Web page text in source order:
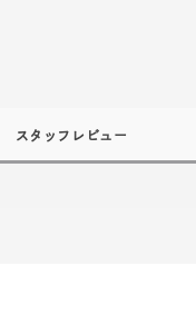
スタッフレビュー